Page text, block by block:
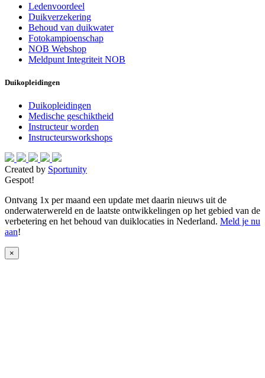
Ledenvoordeel
Duikverzekering
Behoud van duikwater
Fotokampioenschap
NOB Webshop
Meldpunt Integriteit NOB
Duikopleidingen
Duikopleidingen
Medische geschiktheid
Instructeur worden
Instructeursworkshops
Created by Sportunity
Gespot!
Ontvang 1x per maand een update met daarin nieuws uit de
onderwaterwereld en de laatste ontwikkelingen op het gebied van de
verbetering en het behoud van duiklocaties in Nederland. Meld je nu
aan!
×